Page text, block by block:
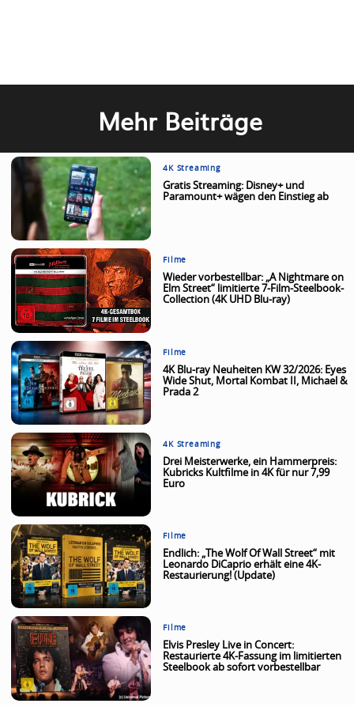
Mehr Beiträge
4K Streaming
Gratis Streaming: Disney+ und
Paramount+ wägen den Einstieg ab
Filme
Wieder vorbestellbar: „A Nightmare on
Elm Street“ limitierte 7-Film-Steelbook-
Collection (4K UHD Blu-ray)
Filme
4K Blu-ray Neuheiten KW 32/2026: Eyes
Wide Shut, Mortal Kombat II, Michael &
Prada 2
4K Streaming
Drei Meisterwerke, ein Hammerpreis:
Kubricks Kultfilme in 4K für nur 7,99
Euro
Filme
Endlich: „The Wolf Of Wall Street“ mit
Leonardo DiCaprio erhält eine 4K-
Restaurierung! (Update)
Filme
Elvis Presley Live in Concert:
Restaurierte 4K-Fassung im limitierten
Steelbook ab sofort vorbestellbar